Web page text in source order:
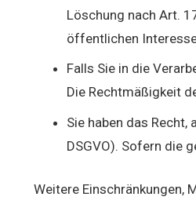
Löschung nach Art.
öffentlichen
Falls Sie in die
Die Rechtmäßigkeit
Sie haben das
DSGVO). Sofern die
Weitere Einschränkungen,